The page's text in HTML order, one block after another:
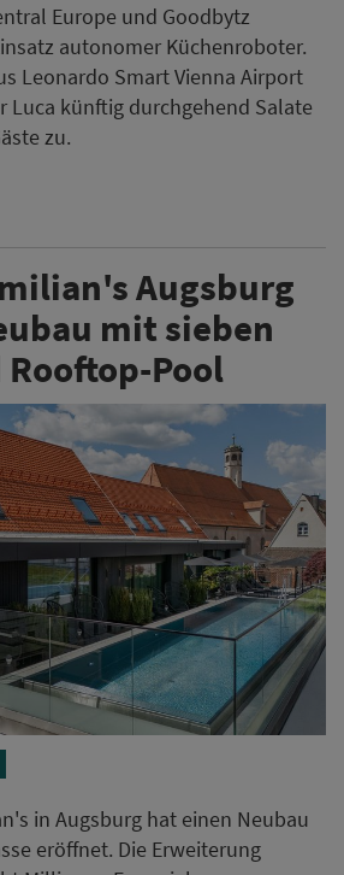
Europe und Goodbytz
autonomer Küchenroboter.
Leonardo Smart Vienna Airport
Luca künftig durchgehend Salate
zu.
Augsburg
mit sieben
Pool
in Augsburg hat einen Neubau
eröffnet. Die Erweiterung